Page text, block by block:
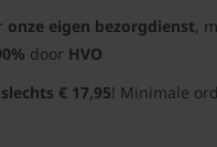
onze eigen bezorgdienst,
door HVO
slechts € 17,95! Minimale